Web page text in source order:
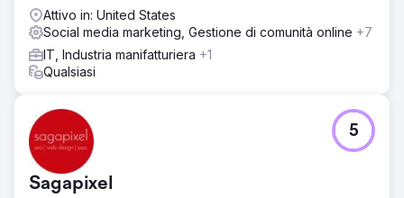
Attivo in: United States
Social media marketing, Gestione di comunità online +7
IT, Industria manifatturiera +1
Qualsiasi
Sagapixel
5